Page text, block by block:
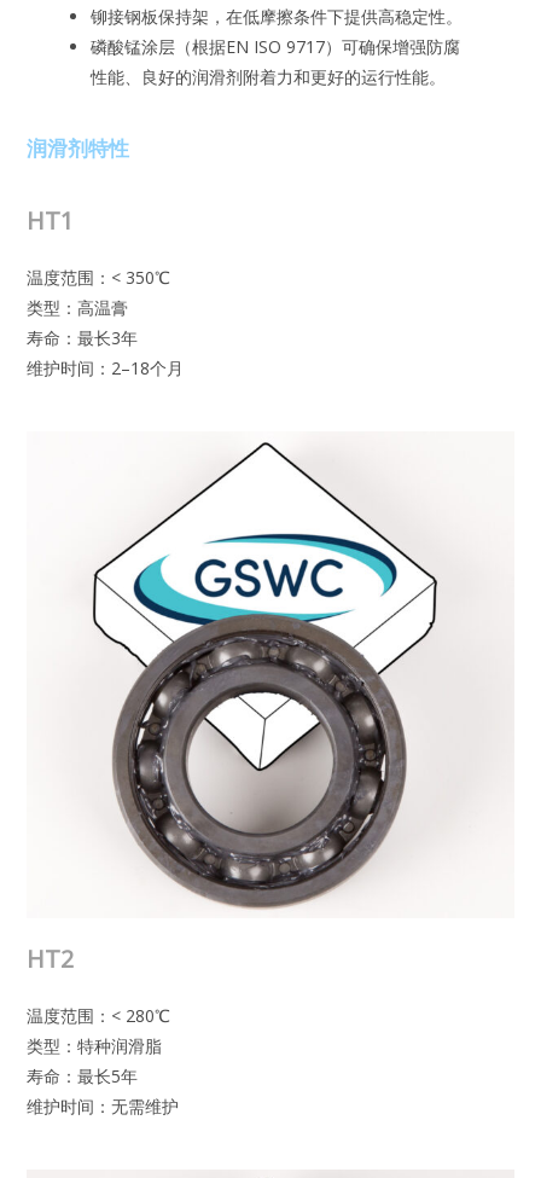
铆接钢板保持架，在低摩擦条件下提供高稳定性。
磷酸锰涂层（根据EN ISO 9717）可确保增强防腐
性能、良好的润滑剂附着力和更好的运行性能。
润滑剂特性
HT1
温度范围：< 350℃
类型：高温膏
寿命：最长3年
维护时间：2–18个月
HT2
温度范围：< 280℃
类型：特种润滑脂
寿命：最长5年
维护时间：无需维护